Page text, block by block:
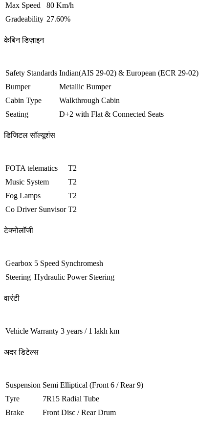
Max Speed
80 Km/h
Gradeability 27.60%
केबिन डिज़ाइन
Safety Standards Indian(AIS 29-02) & European (ECR 29-02)
Bumper
Metallic Bumper
Cabin Type
Walkthrough Cabin
Seating
D+2 with Flat & Connected Seats
डिजिटल सॉल्यूशंस
FOTA telematics
T2
Music System
T2
Fog Lamps
T2
Co Driver Sunvisor T2
टेक्नोलॉजी
Gearbox 5 Speed Synchromesh
Steering Hydraulic Power Steering
वारंटी
Vehicle Warranty 3 years / 1 lakh km
अदर डिटेल्स
Suspension Semi Elliptical (Front 6 / Rear 9)
Tyre
7R15 Radial Tube
Brake
Front Disc / Rear Drum